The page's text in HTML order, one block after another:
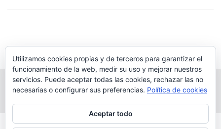
Utilizamos cookies propias y de terceros para garantizar el
funcionamiento de la web, medir su uso y mejorar nuestros
servicios. Puede aceptar todas las cookies, rechazar las no
necesarias o configurar sus preferencias. Política de cookies
Aceptar todo